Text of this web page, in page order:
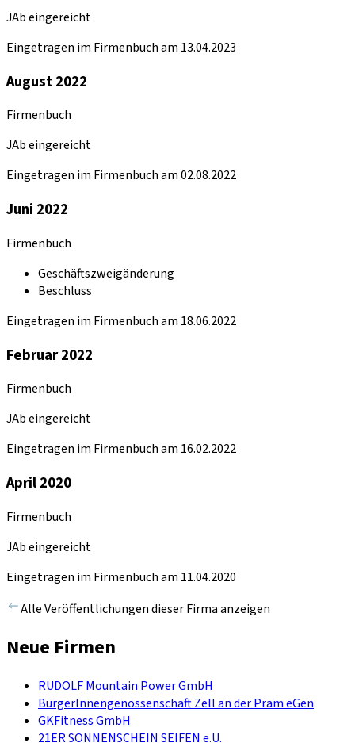
JAb eingereicht
Eingetragen im Firmenbuch am 13.04.2023
August 2022
Firmenbuch
JAb eingereicht
Eingetragen im Firmenbuch am 02.08.2022
Juni 2022
Firmenbuch
Geschäftszweigänderung
Beschluss
Eingetragen im Firmenbuch am 18.06.2022
Februar 2022
Firmenbuch
JAb eingereicht
Eingetragen im Firmenbuch am 16.02.2022
April 2020
Firmenbuch
JAb eingereicht
Eingetragen im Firmenbuch am 11.04.2020
Alle Veröffentlichungen dieser Firma anzeigen
Neue Firmen
RUDOLF Mountain Power GmbH
BürgerInnengenossenschaft Zell an der Pram eGen
GKFitness GmbH
21ER SONNENSCHEIN SEIFEN e.U.